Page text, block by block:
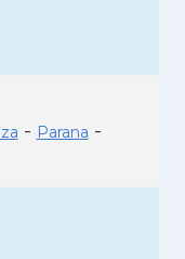
- Parana -